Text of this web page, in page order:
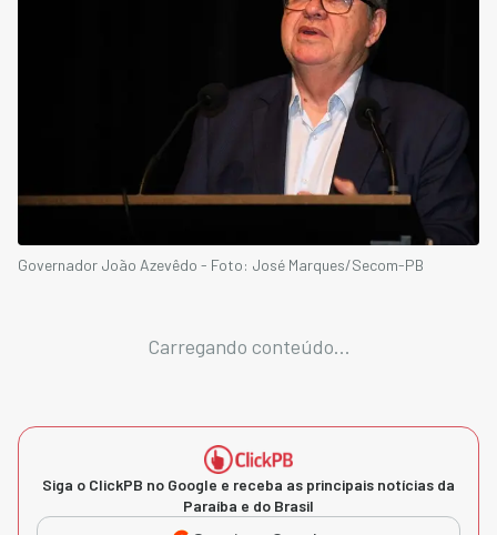
Governador João Azevêdo - Foto: José Marques/Secom-PB
Carregando conteúdo...
Siga o ClickPB no Google e receba as principais notícias da
Paraíba e do Brasil